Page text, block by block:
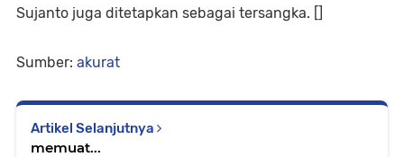
Sujanto juga ditetapkan sebagai tersangka. []
Sumber: akurat
Artikel Selanjutnya
memuat...